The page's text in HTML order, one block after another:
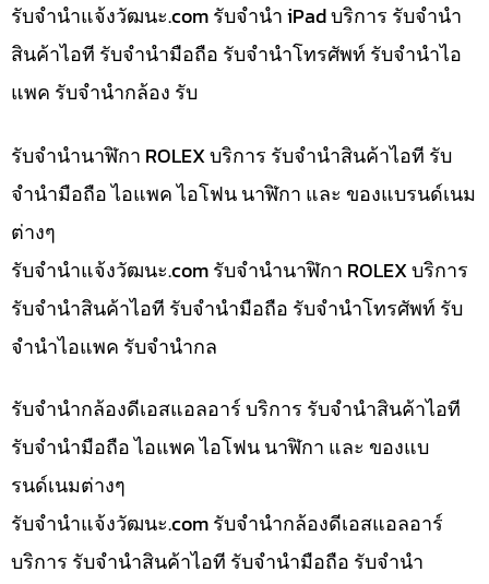
รับจํานําแจ้งวัฒนะ.com รับจำนำ iPad บริการ รับจำนำ
สินค้าไอที รับจำนำมือถือ รับจำนำโทรศัพท์ รับจำนำไอ
แพค รับจำนำกล้อง รับ
รับจำนำนาฬิกา ROLEX บริการ รับจำนำสินค้าไอที รับ
จำนำมือถือ ไอแพค ไอโฟน นาฬิกา และ ของแบรนด์เนม
ต่างๆ
รับจํานําแจ้งวัฒนะ.com รับจำนำนาฬิกา ROLEX บริการ
รับจำนำสินค้าไอที รับจำนำมือถือ รับจำนำโทรศัพท์ รับ
จำนำไอแพค รับจำนำกล
รับจำนำกล้องดีเอสแอลอาร์ บริการ รับจำนำสินค้าไอที
รับจำนำมือถือ ไอแพค ไอโฟน นาฬิกา และ ของแบ
รนด์เนมต่างๆ
รับจํานําแจ้งวัฒนะ.com รับจำนำกล้องดีเอสแอลอาร์
บริการ รับจำนำสินค้าไอที รับจำนำมือถือ รับจำนำ